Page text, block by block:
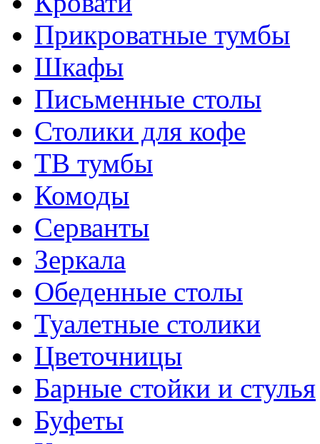
Прикроватные тумбы
Шкафы
Письменные столы
Столики для кофе
ТВ тумбы
Комоды
Серванты
Зеркала
Обеденные столы
Туалетные столики
Цветочницы
Барные стойки и стулья
Буфеты